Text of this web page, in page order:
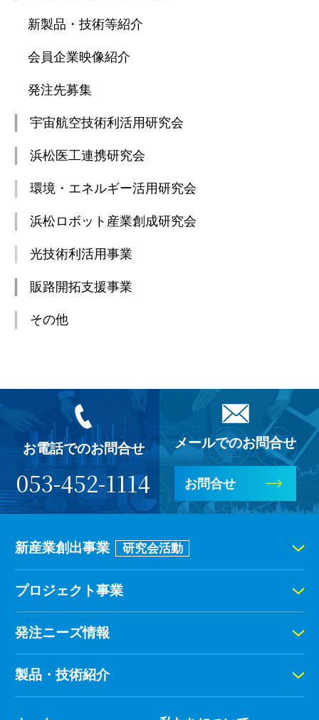
新製品・技術等紹介
会員企業映像紹介
発注先募集
宇宙航空技術利活用研究会
浜松医工連携研究会
環境・エネルギー活用研究会
浜松ロボット産業創成研究会
光技術利活用事業
販路開拓支援事業
その他
お電話でのお問合せ
053-452-1114
メールでのお問合せ
お問合せ
新産業創出事業 研究会活動
プロジェクト事業
発注ニーズ情報
製品・技術紹介